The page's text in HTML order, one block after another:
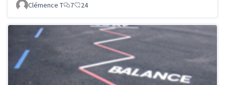
Clémence T
7 24